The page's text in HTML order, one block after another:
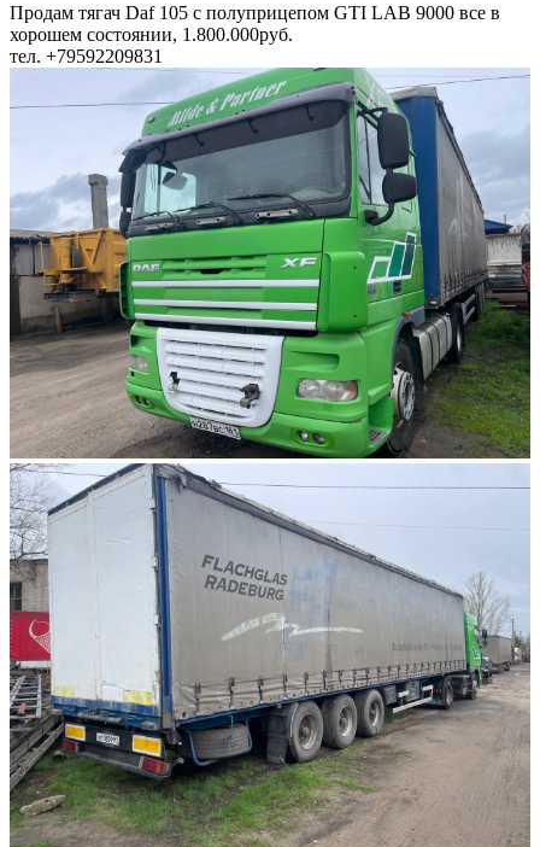
Продам тягач Daf 105 с полуприцепом GTI LAB 9000 все в
хорошем состоянии, 1.800.000руб.
тел. +79592209831